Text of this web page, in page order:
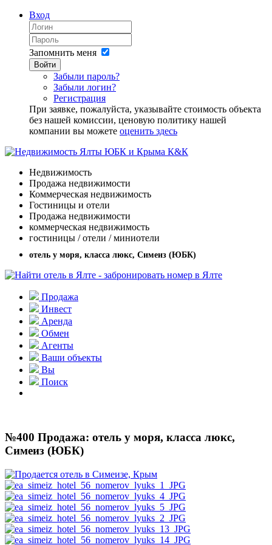
Вход
Запомнить меня
Войти
Забыли пароль?
Забыли логин?
Регистрация
При заявке, пожалуйста, указывайте стоимость объекта
без нашей комиссии, ценовую политику нашей
компании вы можете оценить здесь
Недвижимость
Продажа недвижимости
Коммерческая недвижимость
Гостиницы и отели
Продажа недвижимости
коммерческая недвижимость
гостиницы / отели / миниотели
отель у моря, класса люкс, Симеиз (ЮБК)
Продажа
Инвест
Аренда
Обмен
Агенты
Ваши объекты
Вы
Поиск
№400 Продажа: отель у моря, класса люкс,
Симеиз (ЮБК)